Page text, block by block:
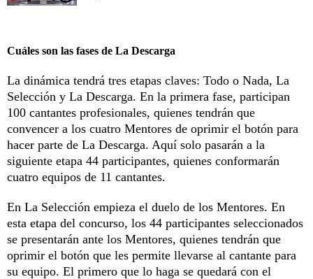
Cuáles son las fases de La Descarga
La dinámica tendrá tres etapas claves: Todo o Nada, La
Selección y La Descarga. En la primera fase, participan
100 cantantes profesionales, quienes tendrán que
convencer a los cuatro Mentores de oprimir el botón para
hacer parte de La Descarga. Aquí solo pasarán a la
siguiente etapa 44 participantes, quienes conformarán
cuatro equipos de 11 cantantes.
En La Selección empieza el duelo de los Mentores. En
esta etapa del concurso, los 44 participantes seleccionados
se presentarán ante los Mentores, quienes tendrán que
oprimir el botón que les permite llevarse al cantante para
su equipo. El primero que lo haga se quedará con el